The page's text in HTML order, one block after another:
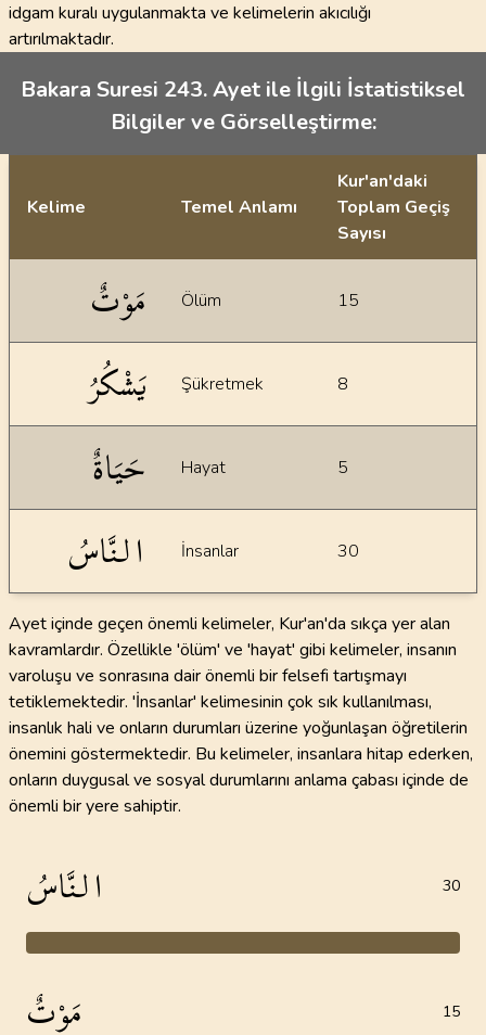
idgam kuralı uygulanmakta ve kelimelerin akıcılığı
artırılmaktadır.
Bakara Suresi 243. Ayet ile İlgili İstatistiksel
Bilgiler ve Görselleştirme:
Kelime Temel Anlamı
Kur'an'daki
Toplam Geçiş
Sayısı
مَوْتٌ Ölüm 15
يَشْكُرُ Şükretmek 8
حَيَاةٌ Hayat 5
النَّاسُ İnsanlar 30
Ayet içinde geçen önemli kelimeler, Kur'an'da sıkça yer alan
kavramlardır. Özellikle 'ölüm' ve 'hayat' gibi kelimeler, insanın
varoluşu ve sonrasına dair önemli bir felsefi tartışmayı
tetiklemektedir. 'İnsanlar' kelimesinin çok sık kullanılması,
insanlık hali ve onların durumları üzerine yoğunlaşan öğretilerin
önemini göstermektedir. Bu kelimeler, insanlara hitap ederken,
onların duygusal ve sosyal durumlarını anlama çabası içinde de
önemli bir yere sahiptir.
النَّاسُ 30
مَوْتٌ 15